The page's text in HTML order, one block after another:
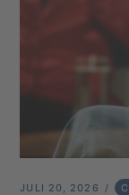
JULI 20, 2026